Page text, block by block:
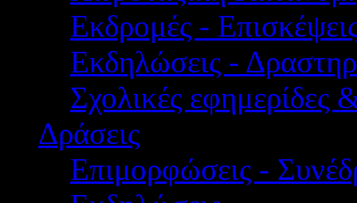
Εκδρομές -
Εκδηλώσεις -
Σχολικές εφημερίδες
Δράσεις
Επιμορφώσεις -